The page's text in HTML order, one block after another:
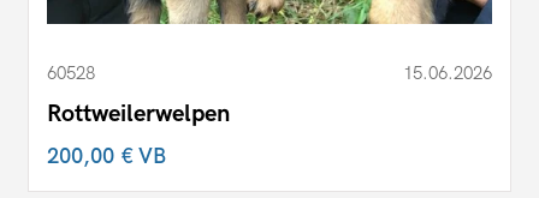
60528 15.06.2026
Rottweilerwelpen
200,00 €VB